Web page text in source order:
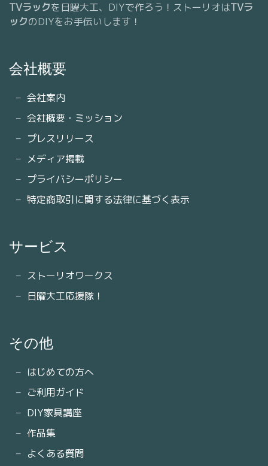
TVラックを日曜大工、DIYで作ろう！ストーリオはTVラ
ックのDIYをお手伝いします！
会社概要
会社案内
会社概要・ミッション
プレスリリース
メディア掲載
プライバシーポリシー
特定商取引に関する法律に基づく表示
サービス
ストーリオワークス
日曜大工応援隊！
その他
はじめての方へ
ご利用ガイド
DIY家具講座
作品集
よくある質問